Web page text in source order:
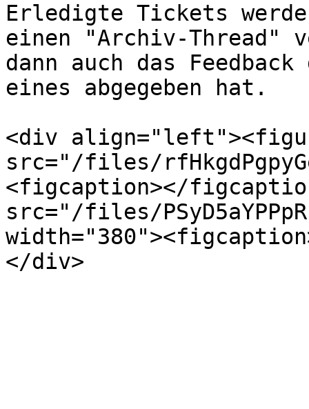
Erledigte Tickets
einen "Archiv-Thread"
dann auch das
eines abgegeben hat.
<div
src="/files/
<figcaption></
src="/files/